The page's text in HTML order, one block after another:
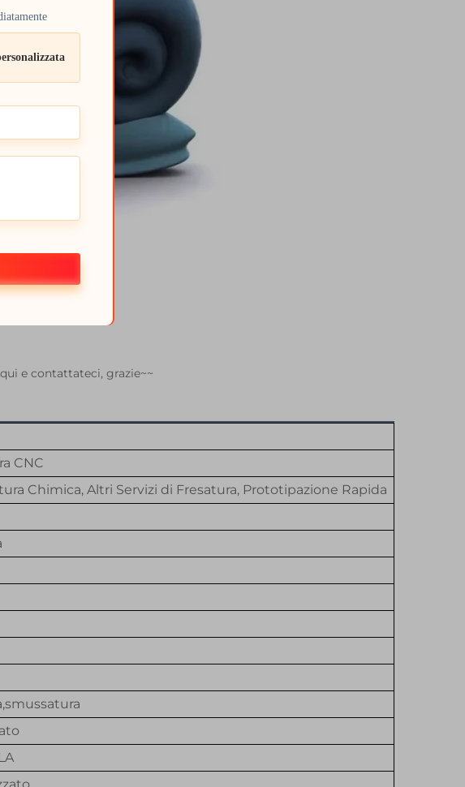
e contattateci, grazie~~
CNC
Chimica, Altri Servizi di Fresatura, Prototipazione Rapida